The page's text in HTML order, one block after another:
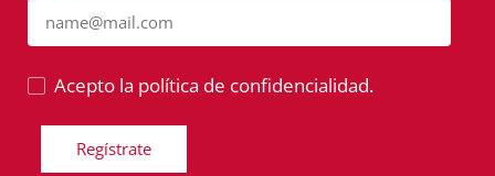
name@mail.com
Acepto la política de confidencialidad.
Regístrate